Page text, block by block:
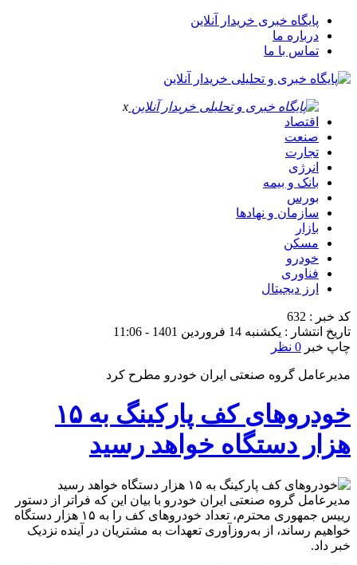
پایگاه خبری خریدار آنلاین
درباره ما
تماس با ما
x
اقتصاد
صنعت
تجارت
انرژی
بانک و بیمه
بورس
سازمان و نهادها
بازار
مسکن
خودرو
فناوری
ارز دیجیتال
کد خبر : 632
تاریخ انتشار : یکشنبه 14 فروردین 1401 - 11:06
چاپ خبر 0 نظر
مدیرعامل گروه صنعتی ایران خودرو مطرح کرد
خودروهای کف پارکینگ به ۱۵
هزار دستگاه خواهد رسید
مدیرعامل گروه صنعتی ایران خودرو با بیان این که فراتر از دستور
رییس جمهوری محترم، تعداد خودروهای کف را به ۱۵ هزار دستگاه
خواهیم رساند، از به‌روزآوری تعهدات به مشتریان در آینده نزدیک
خبر داد.